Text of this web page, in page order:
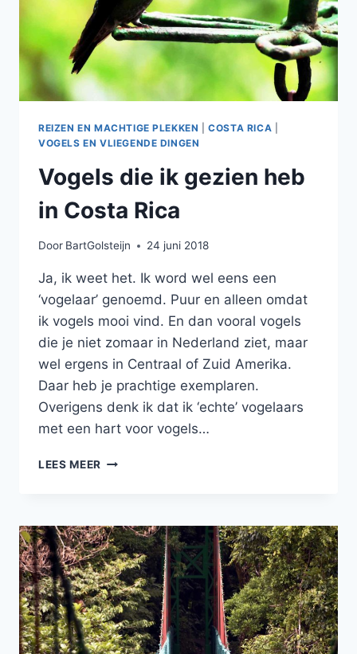
REIZEN EN MACHTIGE PLEKKEN |COSTA RICA
VOGELS EN VLIEGENDE DINGEN
Vogels die ik gezien heb
in Costa Rica
Door BartGolsteijn 24 juni 2018
Ja, ik weet het. Ik word wel eens een
‘vogelaar’ genoemd. Puur en alleen omdat
ik vogels mooi vind. En dan vooral vogels
die je niet zomaar in Nederland ziet, maar
wel ergens in Centraal of Zuid Amerika.
Daar heb je prachtige exemplaren.
Overigens denk ik dat ik ‘echte’ vogelaars
met een hart voor vogels…
LEES MEER VOGELS
HEB
IN
COSTA
RICA